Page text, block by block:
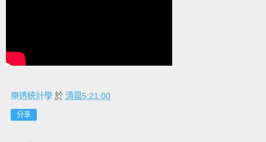
樂透統計學 於 清晨5:21:00
分享